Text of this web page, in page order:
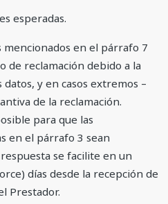
esperadas.
mencionados en el párrafo 7
de reclamación debido a la
y en casos extremos –
de la reclamación.
para que las
en el párrafo 3 sean
se facilite en un
días desde la recepción de
Prestador.